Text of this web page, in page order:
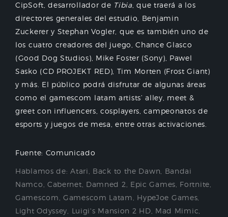
CipSoft, desarrollador de Tibia, que traerá a los
directores generales del estudio, Benjamin
Zuckerer y Stephan Vogler, que es también uno de
los cuatro creadores del juego, Chance Glasco
(Good Dog Studios), Mike Foster (Sony), Pawel
Sasko (CD PROJEKT RED), Tim Morten (Frost Giant)
y más. El público podrá disfrutar de algunas áreas
como el gamescom latam artists’ alley, meet &
greet con influencers, cosplayers, campeonatos de
esports y juegos de mesa, entre otras activaciones.
Fuente: Comunicado
Hablamos de:Atari Back to the Dawn
Bandai
Namco Cabernet Damned 2 Epic Games Fortnite
Gamescom ,Gamescom Latam HypeJoe Games
Light Odyssey
Luigi's Mansion 2 HD Mad Mimic